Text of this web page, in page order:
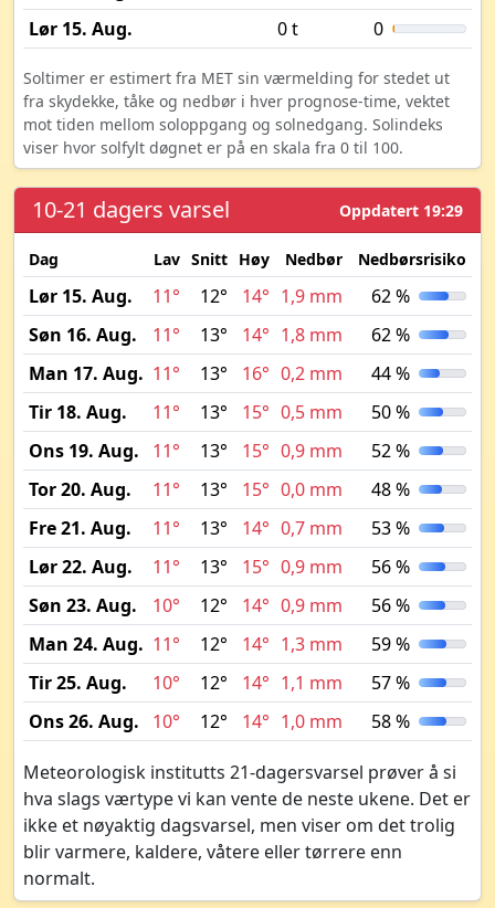
Lør 15. Aug.
0 t 0
Soltimer er estimert fra MET sin værmelding for stedet ut
fra skydekke, tåke og nedbør i hver prognose-time, vektet
mot tiden mellom soloppgang og solnedgang. Solindeks
viser hvor solfylt døgnet er på en skala fra 0 til 100.
10-21 dagers varsel Oppdatert 19:29
Dag Lav Snitt Høy Nedbør Nedbørsrisiko
Lør 15. Aug. 11° 12° 14° 1,9 mm
62 %
Søn 16. Aug.
11° 13° 14° 1,8 mm
62 %
Man 17. Aug. 11° 13° 16° 0,2 mm
44 %
Tir 18. Aug.
11° 13° 15° 0,5 mm
50 %
Ons 19. Aug.
11° 13° 15° 0,9 mm
52 %
Tor 20. Aug.
11° 13° 15° 0,0 mm
48 %
Fre 21. Aug.
11° 13° 14° 0,7 mm
53 %
Lør 22. Aug.
11° 13° 15° 0,9 mm
56 %
Søn 23. Aug.
10° 12° 14° 0,9 mm
56 %
Man 24. Aug. 11° 12° 14° 1,3 mm
59 %
Tir 25. Aug.
10° 12° 14° 1,1 mm
57 %
Ons 26. Aug.
10° 12° 14° 1,0 mm 58 %
Meteorologisk institutts 21-dagersvarsel prøver å si
hva slags værtype vi kan vente de neste ukene. Det er
ikke et nøyaktig dagsvarsel, men viser om det trolig
blir varmere, kaldere, våtere eller tørrere enn
normalt.